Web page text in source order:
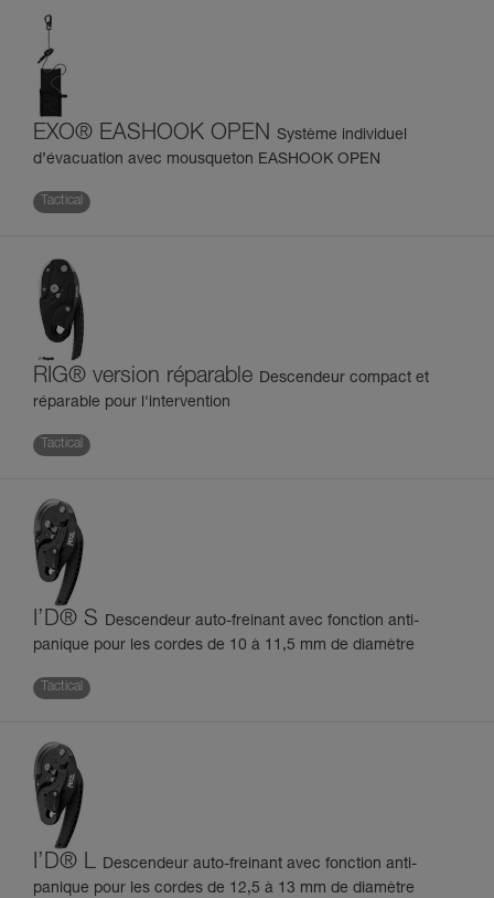
EXO® EASHOOK OPEN Système individuel
d’évacuation avec mousqueton EASHOOK OPEN
Tactical
RIG® version réparable Descendeur compact et
réparable pour l'intervention
Tactical
I’D® S Descendeur auto-freinant avec fonction anti-
panique pour les cordes de 10 à 11,5 mm de diamètre
Tactical
I’D® L Descendeur auto-freinant avec fonction anti-
panique pour les cordes de 12,5 à 13 mm de diamètre